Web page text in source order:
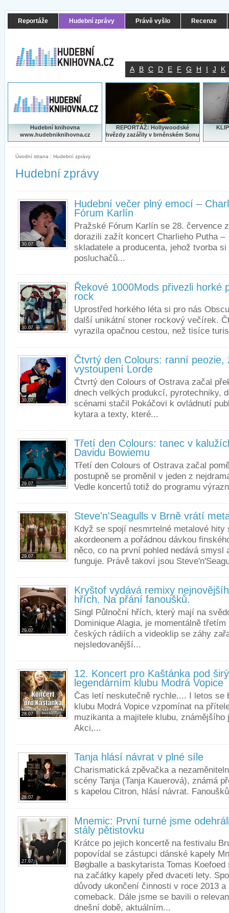
Reportáže Hudební zprávy Právě vyšlo Recenze
A B C D E F G H I J K
Hudební knihovna
www.hudebniknihovna.cz
REPORTÁŽ: Hollywoodské
hvězdy zazářily v brněnském Sonu
Úvodní strana | Hudební zprávy
Hudební zprávy
30.07.
Hudební večer plný emocí –
Fórum Karlín
Pražské Fórum Karlín se 28. července
dorazili zažít koncert Charlieho Putha
skladatele a producenta, jehož tvorba
posluchačů...
30.07.
Řekové 1000Mods přivezli horké
rock
Uprostřed horkého léta si pro nás
další unikátní stoner rockový večírek.
vyrazila opačnou cestou, než tisíce
30.07.
Čtvrtý den Colours: ranní peozie,
vystoupení Lorde
Čtvrtý den Colours of Ostrava začal
dnech velkých produkcí, pyrotechniky,
scénami stačil Pokáčovi k ovládnutí
kytara a texty, které...
29.07.
Třetí den Colours: tanec v
Davidu Bowiemu
Třetí den Colours of Ostrava začal
postupně se proměnil v jeden z
Vedle koncertů totiž do programu
29.07.
Steve'n'Seagulls v Brně vrátí
Když se spojí nesmrtelné metalové hity
akordeonem a pořádnou dávkou
něco, co na první pohled nedává smysl
funguje. Právě takoví jsou
29.07.
Kryštof vydává remixy
hřích. Na přání fanoušků.
Singl Půlnoční hřích, který mají na
Dominique Alagia, je momentálně
českých rádiích a videoklip se záhy
nejsledovanější...
28.07.
12. Koncert pro Kaštánka pod
legendárním klubu Modrá Vopice
Čas letí neskutečně rychle.... I letos se
klubu Modrá Vopice vzpomínat na
muzikanta a majitele klubu, známějšího
Akci,...
28.07.
Tanja hlásí návrat v plné síle
Charismatická zpěvačka a
scény Tanja (Tanja Kauerová), známá
s kapelou Citron, hlásí návrat.
27.07.
Mnemic: První turné jsme
stály pětistovku
Krátce po jejich koncertě na festivalu
popovídal se zástupci dánské kapely
Bøgballe a baskytarista Tomas
na začátky kapely před dvaceti lety.
důvody ukončení činnosti v roce 2013 a
comeback. Dále jsme se bavili o
dnešní době, aktuálním...